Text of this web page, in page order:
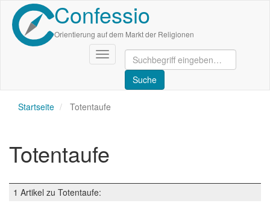
Direkt
zum
Inhalt
Confessio
Orientierung auf dem Markt der Religionen
Navigation
aktivieren/deaktivieren
Startseite Totentaufe
Totentaufe
1 Artikel zu Totentaufe: